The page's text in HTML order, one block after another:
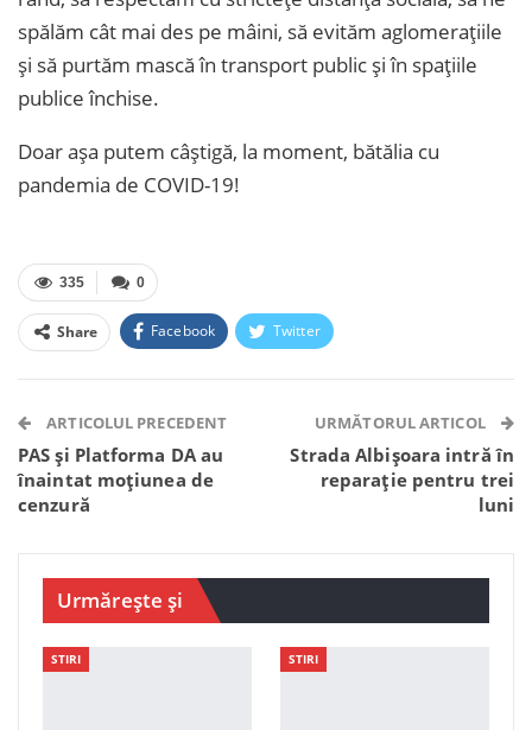
spălăm cât mai des pe mâini, să evităm aglomerațiile
și să purtăm mască în transport public și în spațiile
publice închise.
Doar așa putem câștigă, la moment, bătălia cu
pandemia de COVID-19!
0
335
Share Facebook Twitter
Telegram WhatsApp Viber
ARTICOLUL PRECEDENT
PAS și Platforma DA au
înaintat moțiunea de
cenzură
URMĂTORUL ARTICOL
Strada Albișoara intră în
reparație pentru trei
luni
Urmărește și
STIRI STIRI